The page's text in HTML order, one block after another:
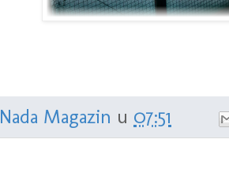
Nada Magazin u 07:51